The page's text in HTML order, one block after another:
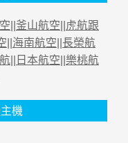
釜山航空
虎航跟
海南航空 長榮航
日本航空 樂桃航
機